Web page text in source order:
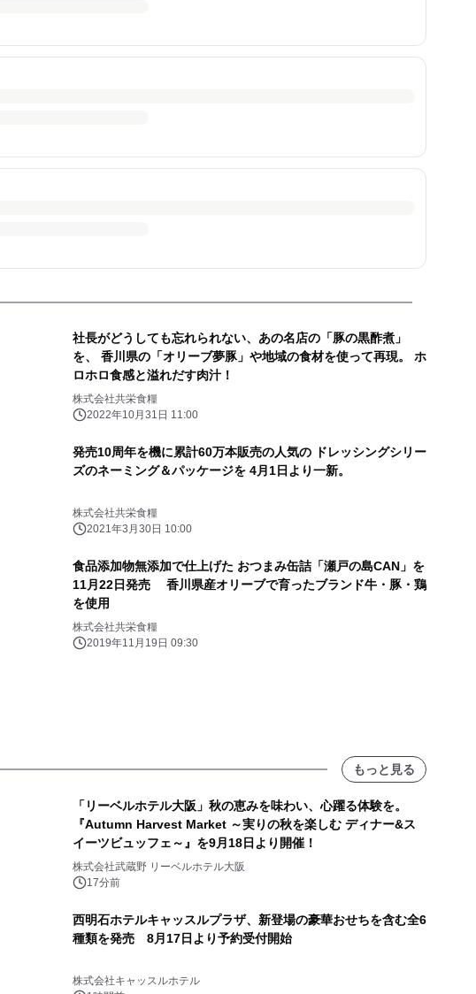
社長がどうしても忘れられない、あの名店の「豚の黒酢煮」
を、 香川県の「オリーブ夢豚」や地域の食材を使って再現。 ホ
ロホロ食感と溢れだす肉汁！
株式会社共栄食糧
2022年10月31日 11:00
発売10周年を機に累計60万本販売の人気の ドレッシングシリー
ズのネーミング＆パッケージを 4月1日より一新。
株式会社共栄食糧
2021年3月30日 10:00
食品添加物無添加で仕上げた おつまみ缶詰「瀬戸の島CAN」を
11月22日発売 香川県産オリーブで育ったブランド牛・豚・鶏
を使用
株式会社共栄食糧
2019年11月19日 09:30
もっと見る
「リーベルホテル大阪」秋の恵みを味わい、心躍る体験を。
『Autumn Harvest Market ～実りの秋を楽しむ ディナー&ス
イーツビュッフェ～』を9月18日より開催！
株式会社武蔵野 リーベルホテル大阪
17分前
西明石ホテルキャッスルプラザ、新登場の豪華おせちを含む全6
種類を発売 8月17日より予約受付開始
株式会社キャッスルホテル